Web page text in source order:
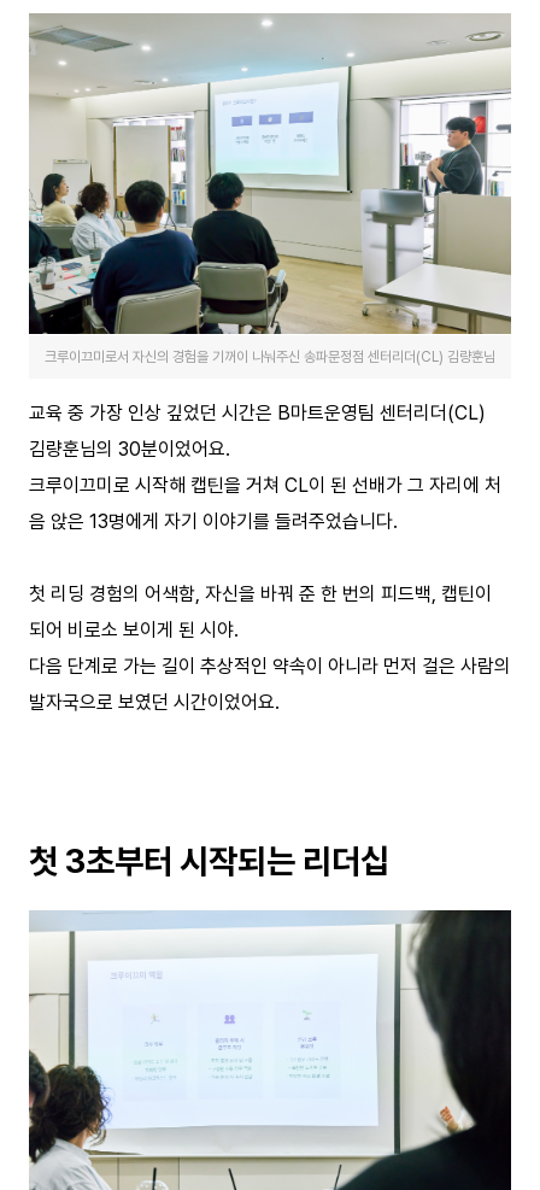
크루이끄미로서 자신의 경험을 기꺼이 나눠주신 송파문정점 센터리더(CL) 김량훈님
교육 중 가장 인상 깊었던 시간은 B마트운영팀 센터리더(CL)
김량훈님의 30분이었어요.
크루이끄미로 시작해 캡틴을 거쳐 CL이 된 선배가 그 자리에 처
음 앉은 13명에게 자기 이야기를 들려주었습니다.
첫 리딩 경험의 어색함, 자신을 바꿔 준 한 번의 피드백, 캡틴이
되어 비로소 보이게 된 시야.
다음 단계로 가는 길이 추상적인 약속이 아니라 먼저 걸은 사람의
발자국으로 보였던 시간이었어요.
첫 3초부터 시작되는 리더십